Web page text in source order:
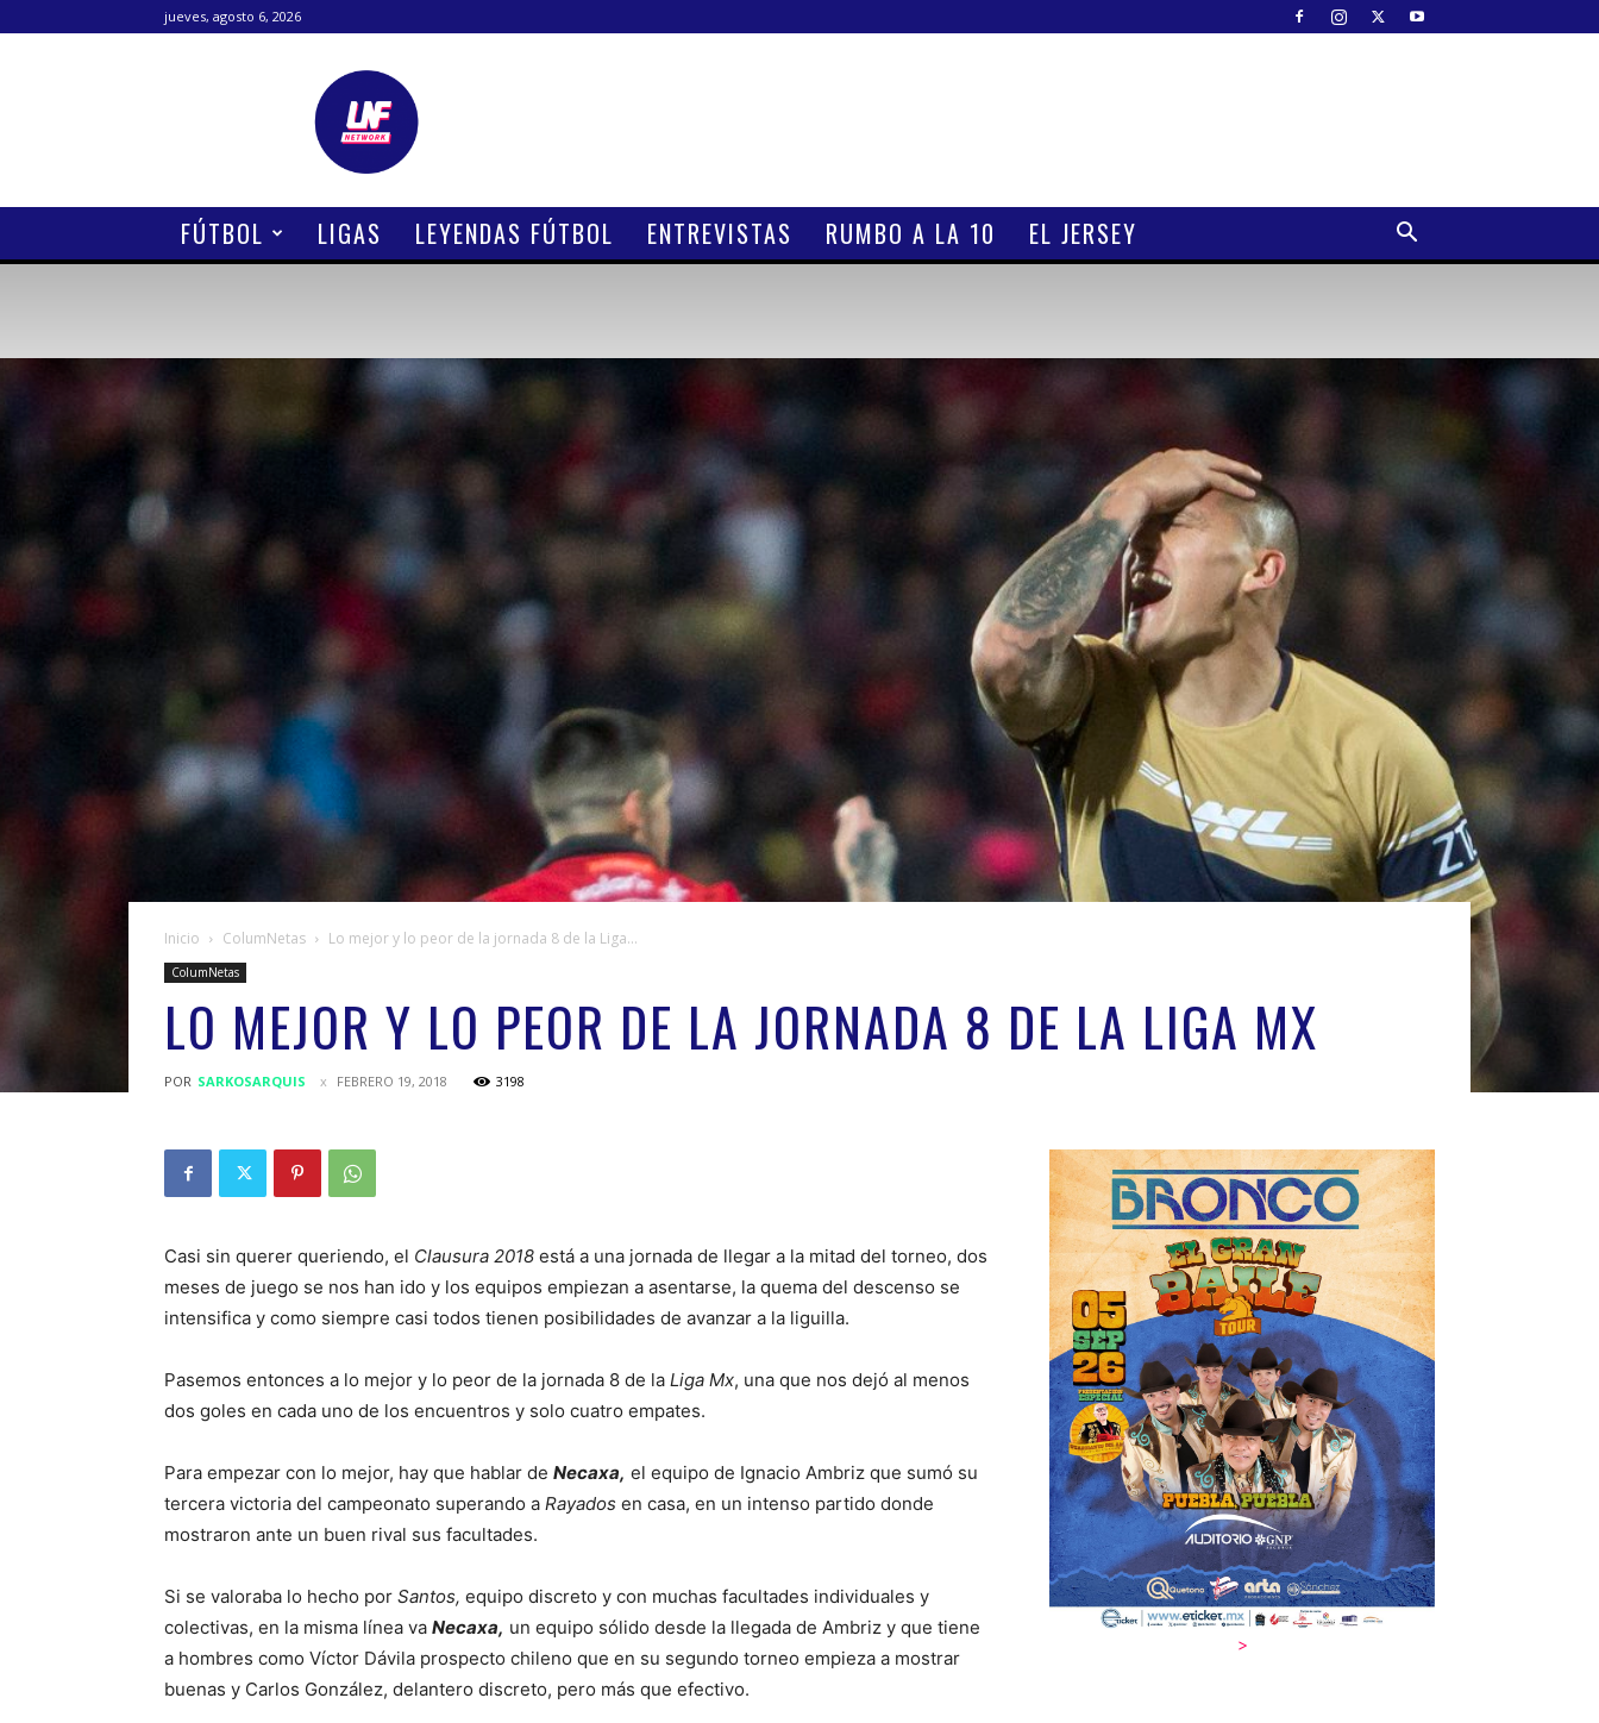
jueves, agosto 6, 2026
Lanetafutbolera
FÚTBOL LIGAS LEYENDAS FÚTBOL ENTREVISTAS RUMBO A LA 10 EL JERSEY
Inicio ColumNetas Lo mejor y lo peor de la jornada 8 de la Liga...
ColumNetas
LO MEJOR Y LO PEOR DE LA JORNADA 8 DE LA LIGA MX
POR SARKOSARQUIS FEBRERO 19, 2018 3198
Casi sin querer queriendo, el Clausura 2018 está a una jornada de llegar a la mitad del torneo, dos
meses de juego se nos han ido y los equipos empiezan a asentarse, la quema del descenso se
intensifica y como siempre casi todos tienen posibilidades de avanzar a la liguilla.
Pasemos entonces a lo mejor y lo peor de la jornada 8 de la Liga Mx, una que nos dejó al menos
dos goles en cada uno de los encuentros y solo cuatro empates.
Para empezar con lo mejor, hay que hablar de Necaxa, el equipo de Ignacio Ambriz que sumó su
tercera victoria del campeonato superando a Rayados en casa, en un intenso partido donde
mostraron ante un buen rival sus facultades.
Si se valoraba lo hecho por Santos, equipo discreto y con muchas facultades individuales y
colectivas, en la misma línea va Necaxa, un equipo sólido desde la llegada de Ambriz y que tiene
a hombres como Víctor Dávila prospecto chileno que en su segundo torneo empieza a mostrar
buenas y Carlos González, delantero discreto, pero más que efectivo.
>